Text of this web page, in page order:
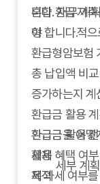
니다. 재무 계
야 합니다.
혼합 환급
형
저축
적
환급형암보험
총 납입액 비
증가하는지 계
환급금 활용
환급금을 어떻
세제 혜택 여
제·과세 여부
환급금 활용
활용
목적
세부 계획